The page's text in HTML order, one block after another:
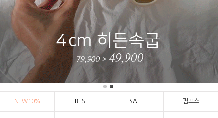
NEW10% BEST SALE 펌프스